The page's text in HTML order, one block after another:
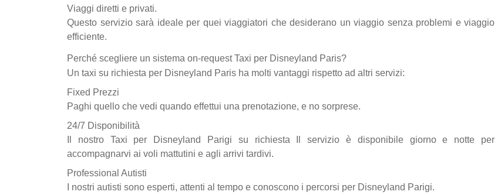
Viaggi diretti e privati.
Questo servizio sarà ideale per quei viaggiatori che desiderano un viaggio senza problemi e viaggio
efficiente.
Perché scegliere un sistema on-request Taxi per Disneyland Paris?
Un taxi su richiesta per Disneyland Paris ha molti vantaggi rispetto ad altri servizi:
Fixed Prezzi
Paghi quello che vedi quando effettui una prenotazione, e no sorprese.
24/7 Disponibilità
Il nostro Taxi per Disneyland Parigi su richiesta Il servizio è disponibile giorno e notte per
accompagnarvi ai voli mattutini e agli arrivi tardivi.
Professional Autisti
I nostri autisti sono esperti, attenti al tempo e conoscono i percorsi per Disneyland Parigi.